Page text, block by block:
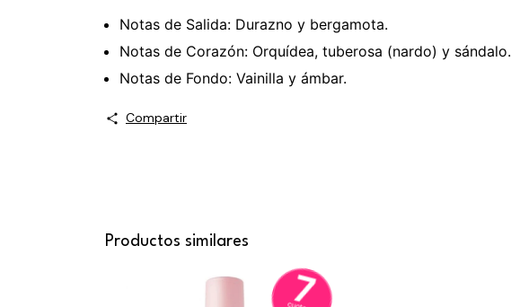
Notas de Salida: Durazno y bergamota.
Notas de Corazón: Orquídea, tuberosa (nardo) y sándalo.
Notas de Fondo: Vainilla y ámbar.
Compartir
Productos similares